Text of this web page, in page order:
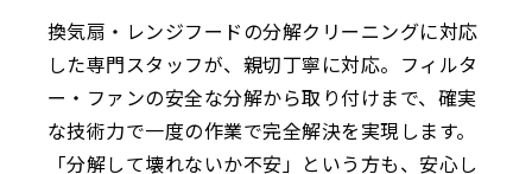
換気扇・レンジフードの分解クリーニングに対応
した専門スタッフが、親切丁寧に対応。フィルタ
ー・ファンの安全な分解から取り付けまで、確実
な技術力で一度の作業で完全解決を実現します。
「分解して壊れないか不安」という方も、安心し